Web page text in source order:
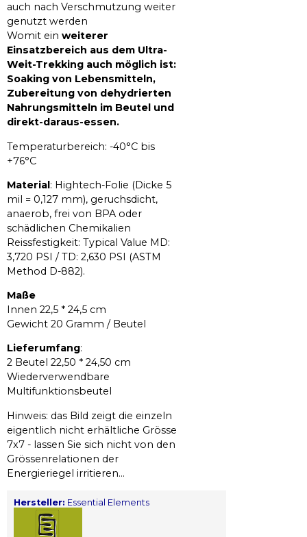
auch nach Verschmutzung weiter
genutzt werden
Womit ein weiterer
Einsatzbereich aus dem Ultra-
Weit-Trekking auch möglich ist:
Soaking von Lebensmitteln,
Zubereitung von dehydrierten
Nahrungsmitteln im Beutel und
direkt-daraus-essen.
Temperaturbereich: -40°C bis
+76°C
Material: Hightech-Folie (Dicke 5
mil = 0,127 mm), geruchsdicht,
anaerob, frei von BPA oder
schädlichen Chemikalien
Reissfestigkeit: Typical Value MD:
3,720 PSI / TD: 2,630 PSI (ASTM
Method D-882).
Maße
Innen 22,5 * 24,5 cm
Gewicht 20 Gramm / Beutel
Lieferumfang:
2 Beutel 22,50 * 24,50 cm
Wiederverwendbare
Multifunktionsbeutel
Hinweis: das Bild zeigt die einzeln
eigentlich nicht erhältliche Grösse
7x7 - lassen Sie sich nicht von den
Grössenrelationen der
Energieriegel irritieren...
Hersteller: Essential Elements